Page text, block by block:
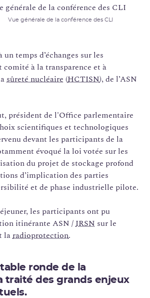
Vue générale de la conférence des CLI
un temps d’échanges sur les
à la transparence et à
sûreté nucléaire (HCTISN), de l’ASN
président de l'Office parlementaire
scientifiques et technologiques
devant les participants de la
évoqué la loi votée sur les
du projet de stockage profond
d’implication des parties
et de phase industrielle pilote.
les participants ont pu
itinérante ASN /IRSN sur le
laradioprotection.
ronde de la
traité des grands enjeux